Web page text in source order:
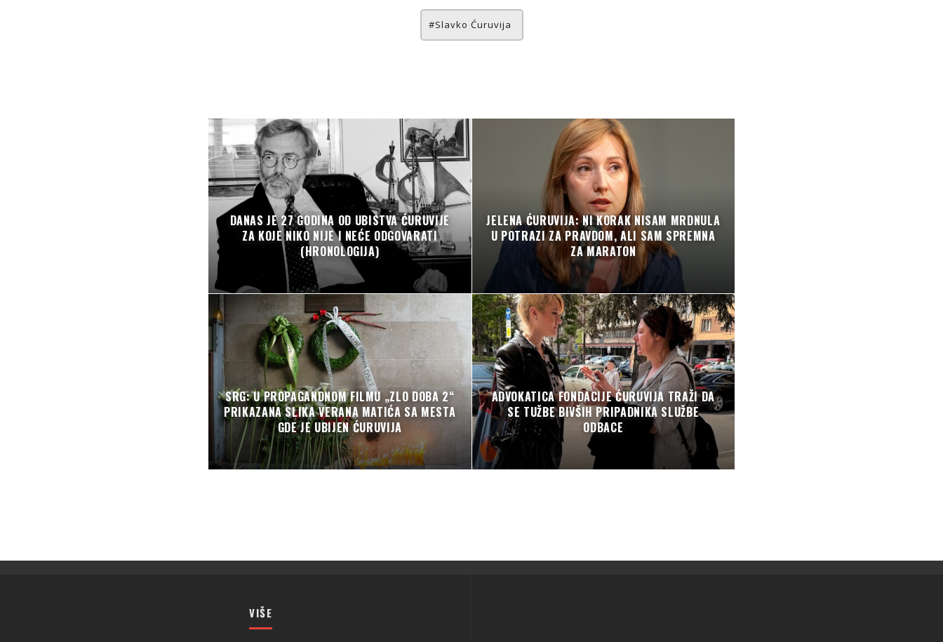
Slavko Ćuruvija
DANAS JE 27 GODINA OD UBISTVA ĆURUVIJE
ZA KOJE NIKO NIJE I NEĆE ODGOVARATI
(HRONOLOGIJA)
JELENA ĆURUVIJA: NI KORAK NISAM MRDNULA
U POTRAZI ZA PRAVDOM, ALI SAM SPREMNA
ZA MARATON
SRG: U PROPAGANDNOM FILMU „ZLO DOBA 2“
PRIKAZANA SLIKA VERANA MATIĆA SA MESTA
GDE JE UBIJEN ĆURUVIJA
ADVOKATICA FONDACIJE ĆURUVIJA TRAŽI DA
SE TUŽBE BIVŠIH PRIPADNIKA SLUŽBE
ODBACE
VIŠE